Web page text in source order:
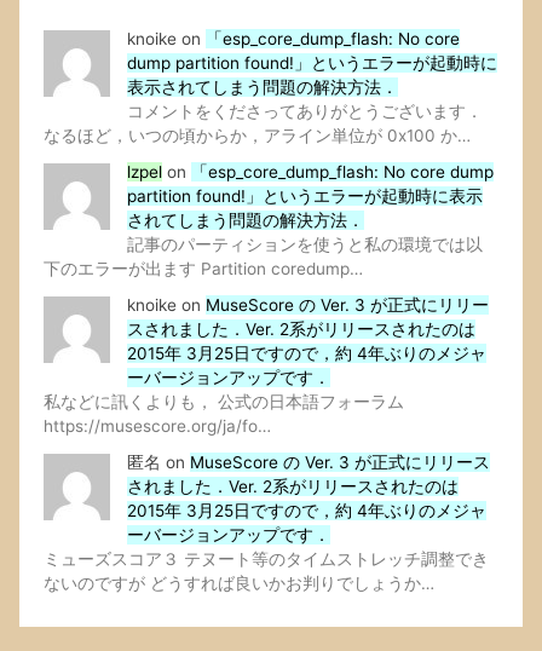
knoike on
「esp_core_dump_flash: No core
dump partition found!」というエラーが起動時に
表示されてしまう問題の解決方法．
コメントをくださってありがとうございます．
なるほど，いつの頃からか，アライン単位が 0x100 か…
lzpel on
「esp_core_dump_flash: No core dump
partition found!」というエラーが起動時に表示
されてしまう問題の解決方法．
記事のパーティションを使うと私の環境では以
下のエラーが出ます Partition coredump…
knoike on MuseScore の Ver. 3 が正式にリリー
スされました．Ver. 2系がリリースされたのは
2015年 3月25日ですので，約 4年ぶりのメジャ
ーバージョンアップです．
私などに訊くよりも， 公式の日本語フォーラム
https://musescore.org/ja/fo…
匿名 on MuseScore の Ver. 3 が正式にリリース
されました．Ver. 2系がリリースされたのは
2015年 3月25日ですので，約 4年ぶりのメジャ
ーバージョンアップです．
ミューズスコア３ テヌート等のタイムストレッチ調整でき
ないのですが どうすれば良いかお判りでしょうか…